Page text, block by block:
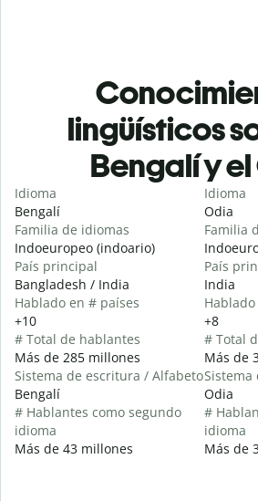
lingüísticos
Bengalí y
Idioma
Bengalí
Familia de idiomas
Indoeuropeo (indoario)
País principal
Bangladesh / India
Hablado en # países
+10
# Total de hablantes
Más de 285 millones
Sistema de escritura / Alfabeto
Bengalí
# Hablantes como segundo
idioma
Más de 43 millones
Idioma
Odia
Familia
País
India
+8
# Total
Más de
Odia
#
idioma
Más de